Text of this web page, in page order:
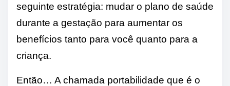
seguinte estratégia: mudar o plano de saúde
durante a gestação para aumentar os
benefícios tanto para você quanto para a
criança.
Então… A chamada portabilidade que é o